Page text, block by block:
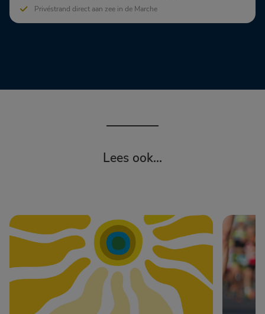
Privéstrand direct aan zee in de Marche
Lees ook...